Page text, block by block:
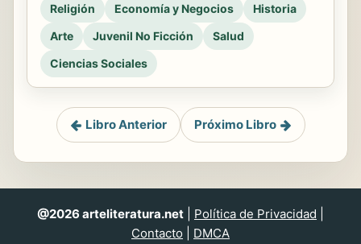
Religión
Economía y Negocios
Historia
Arte
Juvenil No Ficción
Salud
Ciencias Sociales
Libro Anterior Próximo Libro
@2026 arteliteratura.net Política de Privacidad
Contacto
DMCA